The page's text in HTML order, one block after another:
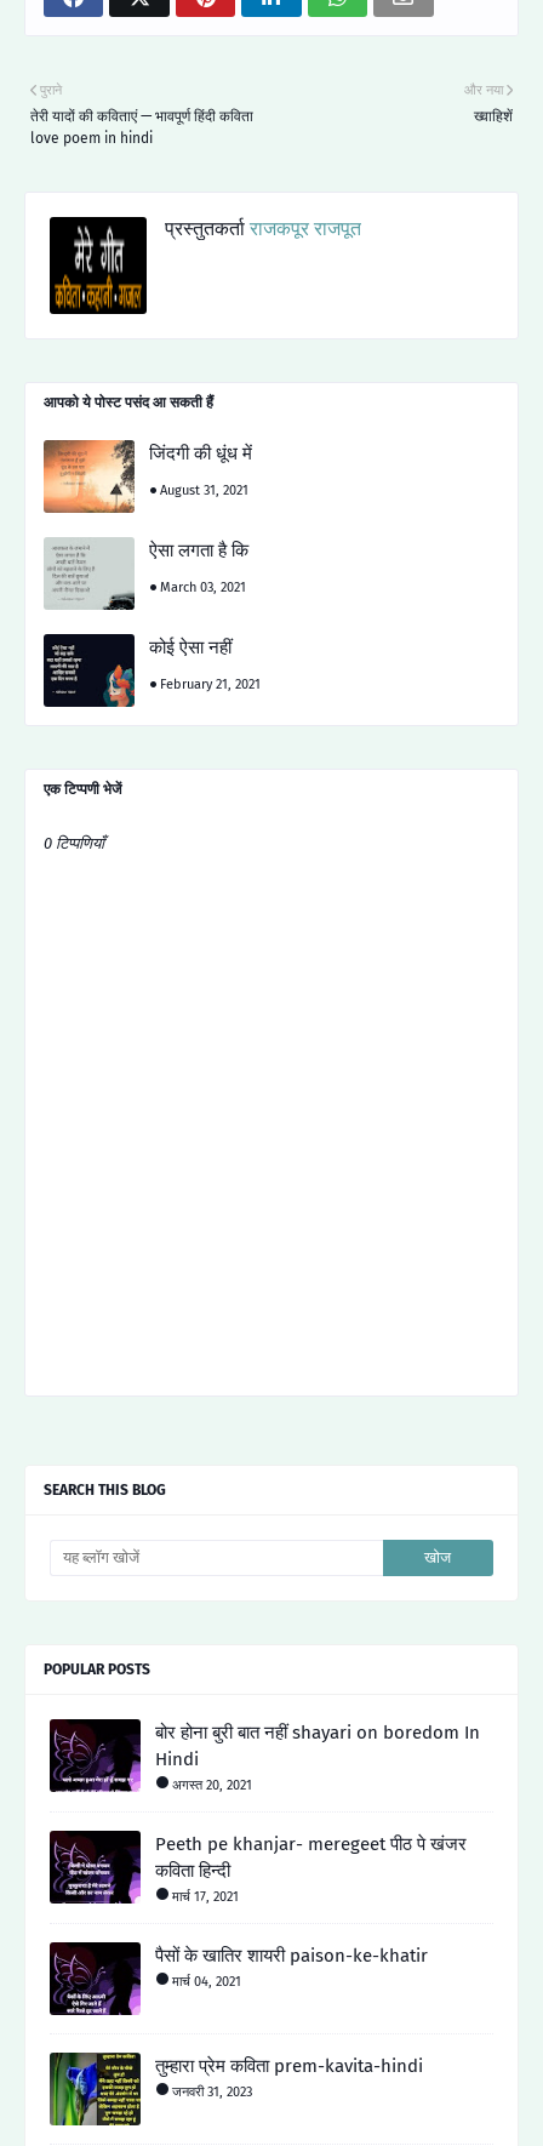
और नया
ख्वाहिशें
पुराने
तेरी यादों की कविताएं — भावपूर्ण हिंदी कविता
love poem in hindi
प्रस्तुतकर्ता राजकपूर राजपूत
आपको ये पोस्ट पसंद आ सकती हैं
जिंदगी की धूंध में
August 31, 2021
ऐसा लगता है कि
March 03, 2021
कोई ऐसा नहीं
February 21, 2021
एक टिप्पणी भेजें
0 टिप्पणियाँ
SEARCH THIS BLOG
POPULAR POSTS
बोर होना बुरी बात नहीं shayari on boredom In
Hindi
अगस्त 20, 2021
Peeth pe khanjar- meregeet पीठ पे खंजर
कविता हिन्दी
मार्च 17, 2021
पैसों के खातिर शायरी paison-ke-khatir
मार्च 04, 2021
तुम्हारा प्रेम कविता prem-kavita-hindi
जनवरी 31, 2023